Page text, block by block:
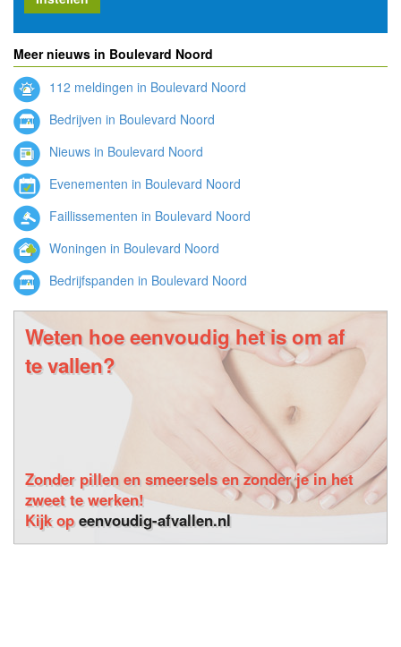
Meer nieuws in Boulevard Noord
112 meldingen in Boulevard Noord
Bedrijven in Boulevard Noord
Nieuws in Boulevard Noord
Evenementen in Boulevard Noord
Faillissementen in Boulevard Noord
Woningen in Boulevard Noord
Bedrijfspanden in Boulevard Noord
Weten hoe eenvoudig het is om af
te vallen?
Zonder pillen en smeersels en zonder je in het
zweet te werken!
Kijk opeenvoudig-afvallen.nl